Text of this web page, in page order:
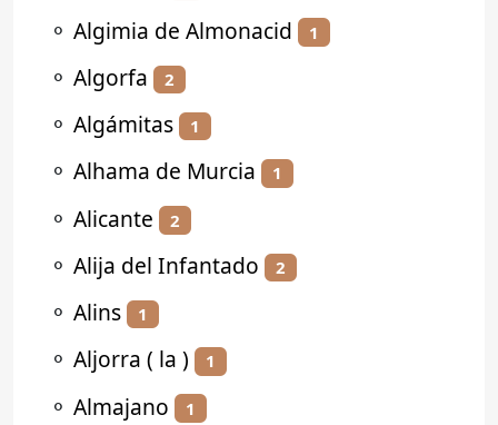
⚬ Algimia de Almonacid 1
⚬ Algorfa 2
⚬ Algámitas 1
⚬ Alhama de Murcia 1
⚬ Alicante 2
⚬ Alija del Infantado 2
⚬ Alins 1
⚬ Aljorra ( la ) 1
⚬ Almajano 1